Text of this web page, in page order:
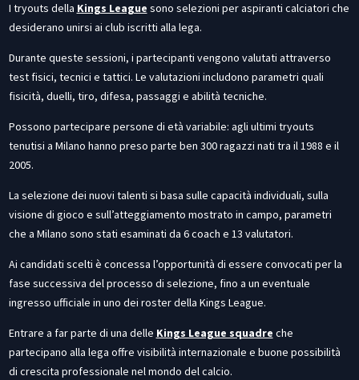
I tryouts della Kings League sono selezioni per aspiranti calciatori che
desiderano unirsi ai club iscritti alla lega.
Durante queste sessioni, i partecipanti vengono valutati attraverso
test fisici, tecnici e tattici. Le valutazioni includono parametri quali
fisicità, duelli, tiro, difesa, passaggi e abilità tecniche.
Possono partecipare persone di età variabile: agli ultimi tryouts
tenutisi a Milano hanno preso parte ben 300 ragazzi nati tra il 1988 e il
2005.
La selezione dei nuovi talenti si basa sulle capacità individuali, sulla
visione di gioco e sull’atteggiamento mostrato in campo, parametri
che a Milano sono stati esaminati da 6 coach e 13 valutatori.
Ai candidati scelti è concessa l’opportunità di essere convocati per la
fase successiva del processo di selezione, fino a un eventuale
ingresso ufficiale in uno dei roster della Kings League.
Entrare a far parte di una delle Kings League squadre che
partecipano alla lega offre visibilità internazionale e buone possibilità
di crescita professionale nel mondo del calcio.